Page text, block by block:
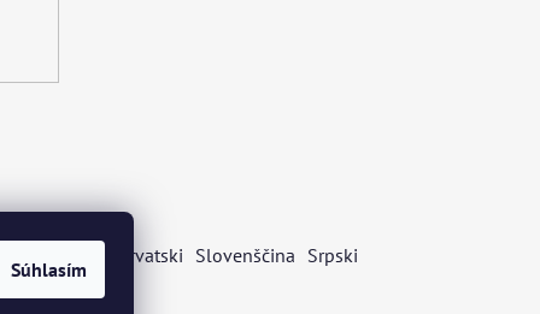
Súhlasím
Hrvatski Slovenščina Srpski